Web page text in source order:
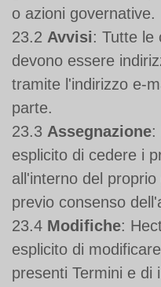
o azioni governative.
23.2 Avvisi: Tutte le
devono essere
tramite l'indirizzo e-
parte.
23.3 Assegnazione:
esplicito di cedere i
all'interno del
previo consenso
23.4 Modifiche:
esplicito di
presenti Termini e di